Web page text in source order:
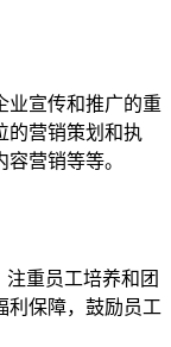
业宣传和推广的重
的营销策划和执
营销等等。
重员工培养和团
利保障，鼓励员工